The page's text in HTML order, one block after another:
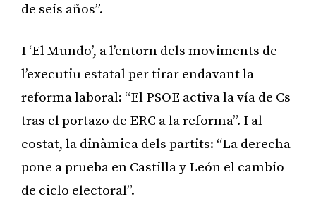
de seis años”.
I ‘El Mundo’, a l’entorn dels moviments de
l’executiu estatal per tirar endavant la
reforma laboral: “El PSOE activa la vía de Cs
tras el portazo de ERC a la reforma”. I al
costat, la dinàmica dels partits: “La derecha
pone a prueba en Castilla y León el cambio
de ciclo electoral”.